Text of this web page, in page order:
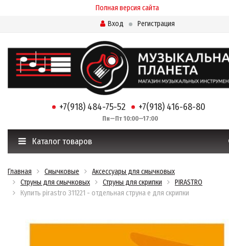
Полная версия сайта
Вход
Регистрация
+7(918) 484-75-52 +7(918) 416-68-80
Пн—Пт 10:00—17:00
Каталог товаров
Главная Смычковые
Аксессуары для смычковых
Струны для смычковых
Струны для скрипки
PIRASTRO
Купить pirastro 311221 - отдельная струна e для скрипки